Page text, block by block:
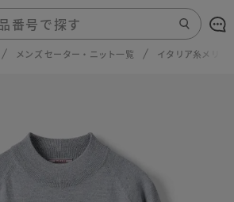
メンズ セーター・ニット一覧 イタリア糸メリノ